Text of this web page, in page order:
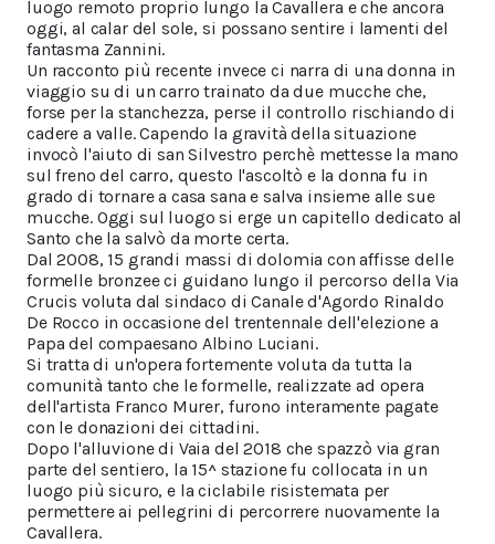
luogo remoto proprio lungo la Cavallera e che ancora
oggi, al calar del sole, si possano sentire i lamenti del
fantasma Zannini.
Un racconto più recente invece ci narra di una donna in
viaggio su di un carro trainato da due mucche che,
forse per la stanchezza, perse il controllo rischiando di
cadere a valle. Capendo la gravità della situazione
invocò l'aiuto di san Silvestro perchè mettesse la mano
sul freno del carro, questo l'ascoltò e la donna fu in
grado di tornare a casa sana e salva insieme alle sue
mucche. Oggi sul luogo si erge un capitello dedicato al
Santo che la salvò da morte certa.
Dal 2008, 15 grandi massi di dolomia con affisse delle
formelle bronzee ci guidano lungo il percorso della Via
Crucis voluta dal sindaco di Canale d'Agordo Rinaldo
De Rocco in occasione del trentennale dell'elezione a
Papa del compaesano Albino Luciani.
Si tratta di un'opera fortemente voluta da tutta la
comunità tanto che le formelle, realizzate ad opera
dell'artista Franco Murer, furono interamente pagate
con le donazioni dei cittadini.
Dopo l'alluvione di Vaia del 2018 che spazzò via gran
parte del sentiero, la 15^ stazione fu collocata in un
luogo più sicuro, e la ciclabile risistemata per
permettere ai pellegrini di percorrere nuovamente la
Cavallera.